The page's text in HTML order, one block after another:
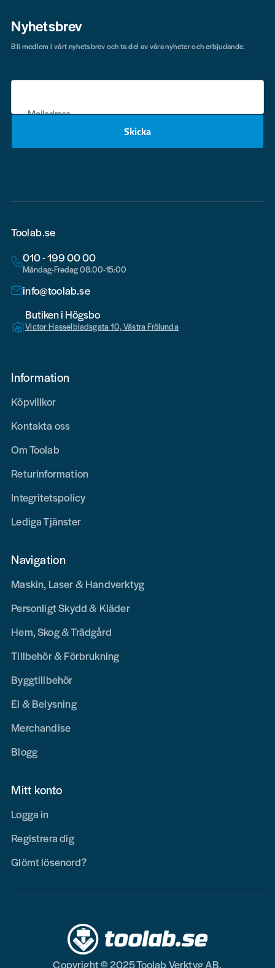
Nyhetsbrev
Mejladress
Skicka
Bli medlem i vårt nyhetsbrev och ta del av våra nyheter och erbjudande.
Toolab.se
010 - 199 00 00
Måndag-Fredag 08.00-15:00
info@toolab.se
Butiken i Högsbo
Victor Hasselbladsgata 10, Västra Frölunda
Information
Köpvillkor
Kontakta oss
Om Toolab
Returinformation
Integritetspolicy
Lediga Tjänster
Navigation
Maskin, Laser & Handverktyg
Personligt Skydd & Kläder
Hem, Skog & Trädgård
Tillbehör & Förbrukning
Byggtillbehör
El & Belysning
Merchandise
Blogg
Mitt konto
Logga in
Registrera dig
Glömt lösenord?
Copyright © 2025 Toolab Verktyg AB.